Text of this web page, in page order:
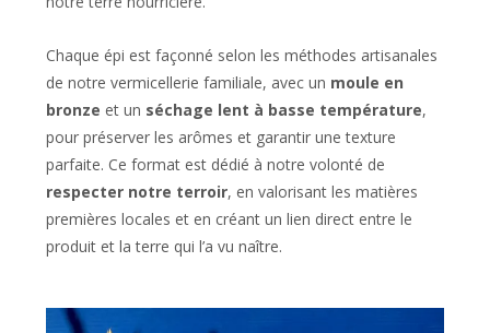
Chaque épi est façonné selon les méthodes artisanales
de notre vermicellerie familiale, avec un moule en
bronze et un séchage lent à basse température,
pour préserver les arômes et garantir une texture
parfaite. Ce format est dédié à notre volonté de
respecter notre terroir, en valorisant les matières
premières locales et en créant un lien direct entre le
produit et la terre qui l’a vu naître.